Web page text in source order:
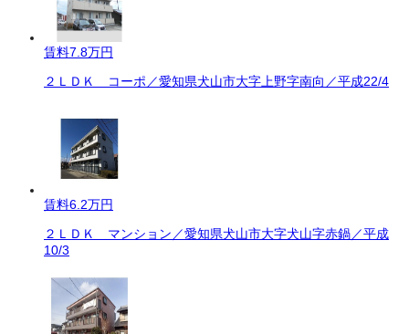
賃料7.8万円
２ＬＤＫ コーポ／愛知県犬山市大字上野字南向／平成22/4
賃料6.2万円
２ＬＤＫ マンション／愛知県犬山市大字犬山字赤鍋／平成
10/3